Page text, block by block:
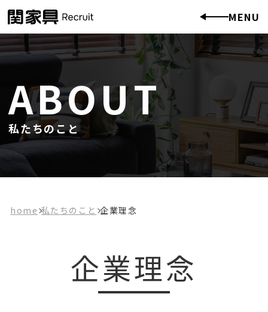
MENU
ABOUT
私たちのこと
home 私たちのこと 企業理念
企業理念